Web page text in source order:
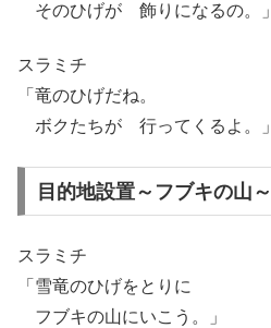
そのひげが 飾りになるの。」
スラミチ
「竜のひげだね。
ボクたちが 行ってくるよ。」
目的地設置～フブキの山～
スラミチ
「雪竜のひげをとりに
フブキの山にいこう。」